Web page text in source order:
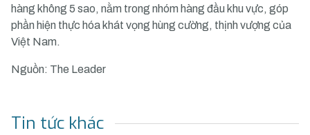
hàng không 5 sao, nằm trong nhóm hàng đầu khu vực, góp
phần hiện thực hóa khát vọng hùng cường, thịnh vượng của
Việt Nam.
Nguồn: The Leader
Tin tức khác